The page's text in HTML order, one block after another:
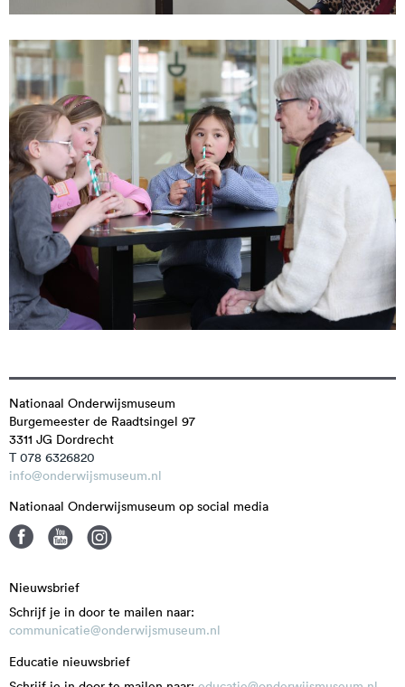
Nationaal Onderwijsmuseum
Burgemeester de Raadtsingel 97
3311 JG Dordrecht
T 078 6326820
info@onderwijsmuseum.nl
Nationaal Onderwijsmuseum op social media
Nieuwsbrief
Schrijf je in door te mailen naar:
communicatie@onderwijsmuseum.nl
Educatie nieuwsbrief